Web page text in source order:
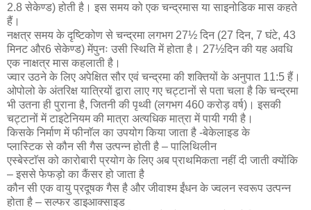
2.8 सेकेण्ड) होती है। इस समय को एक चन्द्रमास या साइनोडिक मास कहते
हैं।
नक्षत्र समय के दृष्टिकोण से चन्द्रमा लगभग 27½ दिन (27 दिन, 7 घंटे, 43
मिनट और6 सेकेण्ड) मेंपुनः उसी स्थिति में होता है। 27½दिन की यह अवधि
एक नाक्षत्र मास कहलाती है।
ज्वार उठने के लिए अपेक्षित सौर एवं चन्द्रमा की शक्तियों के अनुपात 11:5 हैं।
ओपोलो के अंतरिक्ष यात्रियों द्वारा लाए गए चट्टानों से पता चला है कि चन्द्रमा
भी उतना ही पुराना है, जितनी की पृथ्वी (लगभग 460 करोड़ वर्ष)। इसकी
चट्टानों में टाइटेनियम की मात्रा अत्यधिक मात्रा में पायी गयी है।
किसके निर्माण में फीनाॅल का उपयोग किया जाता है -बेकेलाइड के
प्लास्टिक से कौन सी गैस उत्पन्न होती है – पालिथिलीन
एस्बेस्टाॅस को कारोबारी प्रयोग के लिए अब प्राथमिकता नहीं दी जाती क्योंकि
– इससे फेफड़ो का कैंसर हो जाता है
कौन सी एक वायु प्रदूषक गैस है और जीवाश्म ईंधन के ज्वलन स्वरूप उत्पन्न
होता है – सल्फर डाइआक्साइड